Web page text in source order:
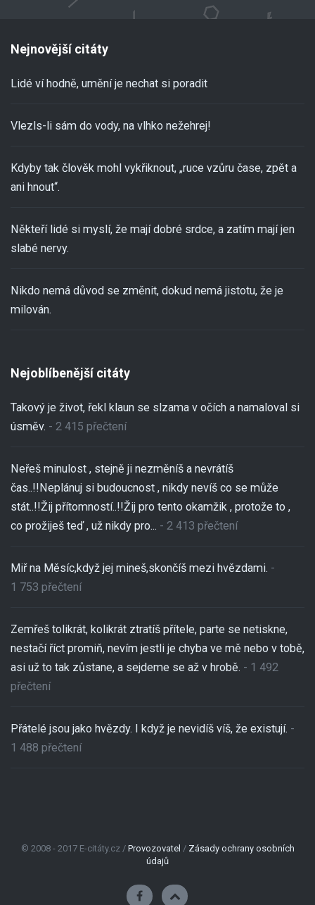
Nejnovější citáty
Lidé ví hodně, umění je nechat si poradit
Vlezls-li sám do vody, na vlhko nežehrej!
Kdyby tak člověk mohl vykřiknout, „ruce vzůru čase, zpět a
ani hnout“.
Někteří lidé si myslí, že mají dobré srdce, a zatím mají jen
slabé nervy.
Nikdo nemá důvod se změnit, dokud nemá jistotu, že je
milován.
Nejoblíbenější citáty
Takový je život, řekl klaun se slzama v očích a namaloval si
úsměv. - 2 415 přečtení
Neřeš minulost , stejně ji nezměníš a nevrátíš
čas..!!Neplánuj si budoucnost , nikdy nevíš co se může
stát..!!Žij přítomností..!!Žij pro tento okamžik , protože to ,
co prožiješ teď , už nikdy pro... - 2 413 přečtení
Miř na Měsíc,když jej mineš,skončíš mezi hvězdami. -
1 753 přečtení
Zemřeš tolikrát, kolikrát ztratíš přítele, parte se netiskne,
nestačí říct promiň, nevím jestli je chyba ve mě nebo v tobě,
asi už to tak zůstane, a sejdeme se až v hrobě. - 1 492
přečtení
Přátelé jsou jako hvězdy. I když je nevidíš víš, že existují. -
1 488 přečtení
© 2008 - 2017 E-citáty.cz / Provozovatel / Zásady ochrany osobních
údajů